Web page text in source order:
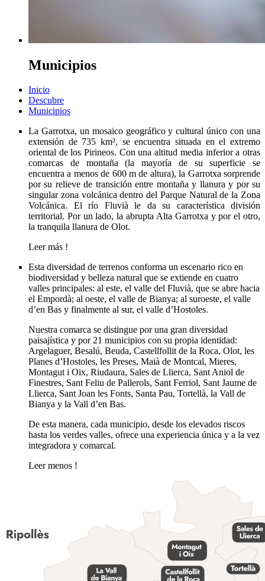
Municipios
Inicio
Descubre
Municipios
La Garrotxa, un mosaico geográfico y cultural único con una
extensión de 735 km², se encuentra situada en el extremo
oriental de los Pirineos. Con una altitud media inferior a otras
comarcas de montaña (la mayoría de su superficie se
encuentra a menos de 600 m de altura), la Garrotxa sorprende
por su relieve de transición entre montaña y llanura y por su
singular zona volcánica dentro del Parque Natural de la Zona
Volcánica. El río Fluvià le da su característica división
territorial. Por un lado, la abrupta Alta Garrotxa y por el otro,
la tranquila llanura de Olot.
Leer más !
Esta diversidad de terrenos conforma un escenario rico en
biodiversidad y belleza natural que se extiende en cuatro
valles principales: al este, el valle del Fluvià, que se abre hacia
el Empordà; al oeste, el valle de Bianya; al suroeste, el valle
d’en Bas y finalmente al sur, el valle d’Hostoles.
Nuestra comarca se distingue por una gran diversidad
paisajística y por 21 municipios con su propia identidad:
Argelaguer, Besalú, Beuda, Castellfollit de la Roca, Olot, les
Planes d’Hostoles, les Preses, Maià de Montcal, Mieres,
Montagut i Oix, Riudaura, Sales de Llierca, Sant Aniol de
Finestres, Sant Feliu de Pallerols, Sant Ferriol, Sant Jaume de
Llierca, Sant Joan les Fonts, Santa Pau, Tortellà, la Vall de
Bianya y la Vall d’en Bas.
De esta manera, cada municipio, desde los elevados riscos
hasta los verdes valles, ofrece una experiencia única y a la vez
integradora y comarcal.
Leer menos !